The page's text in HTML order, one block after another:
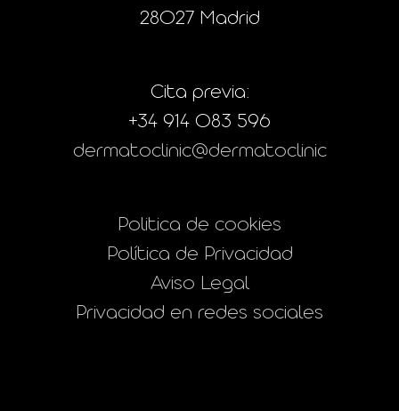
28027 Madrid
Cita previa:
+34 914 083 596
dermatoclinic@dermatoclinic
Politica de cookies
Política de Privacidad
Aviso Legal
Privacidad en redes sociales